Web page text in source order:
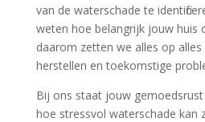
van de waterschade te
weten hoe belangrijk jouw huis
daarom zetten we alles op
herstellen en toekomstige
Bij ons staat jouw
hoe stressvol waterschade kan